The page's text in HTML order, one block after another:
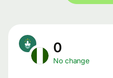
0
No change